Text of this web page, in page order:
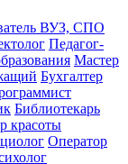
ВУЗ, СПО
Педагог-
Мастер
Бухгалтер
Библиотекарь
красоты
Оператор